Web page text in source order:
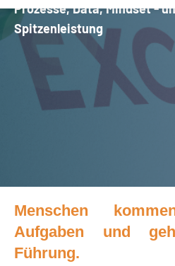
Prozesse, Data, Mindset -
Spitzenleistung
Menschen
Aufgaben und
Führung.